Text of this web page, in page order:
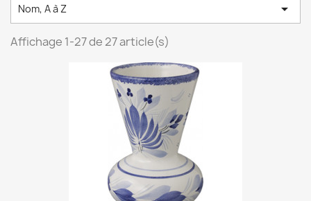
Nom, A à Z 
Affichage 1-27 de 27 article(s)